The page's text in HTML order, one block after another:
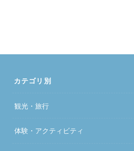
カテゴリ別
観光・旅行
体験・アクティビティ